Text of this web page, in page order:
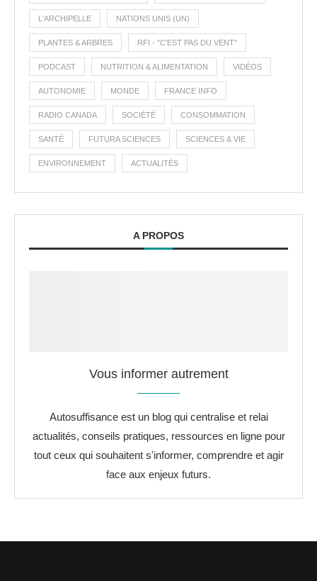
L'ARCHIPELLE NATIONS UNIS (UN)
PLANTES & ARBRES RFI - "C'EST PAS DU VENT"
PODCAST NUTRITION & ALIMENTATION VIDÉOS
AUTONOMIE MONDE FRANCE INFO
RADIO CANADA SOCIÉTÉ CONSOMMATION
SANTÉ FUTURA SCIENCES SCIENCES & VIE
ENVIRONNEMENT ACTUALITÉS
A PROPOS
Vous informer autrement
Autosuffisance est un blog qui centralise et relai
actualités, conseils pratiques, ressources en ligne pour
tout ceux qui souhaitent s'informer, comprendre et agir
face aux enjeux futurs.